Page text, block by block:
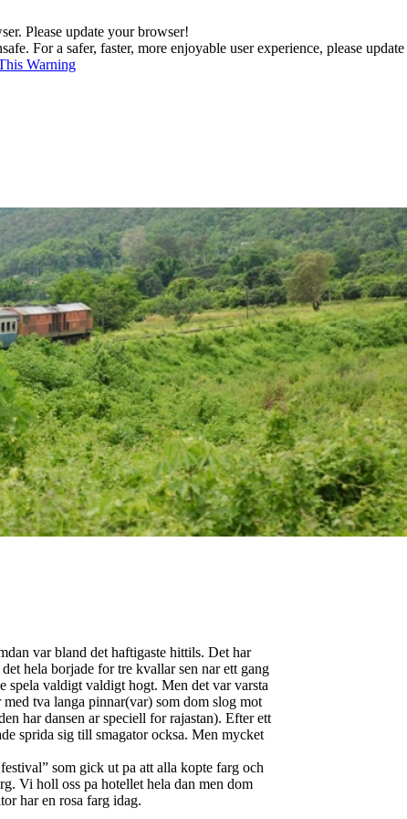
. Please update your browser!
For a safer, faster, more enjoyable user experience, please
Warning
var bland det haftigaste hittils. Det har
hela borjade for tre kvallar sen nar ett gang
spela valdigt valdigt hogt. Men det var varsta
tva langa pinnar(var) som dom slog mot
har dansen ar speciell for rajastan). Efter ett
sprida sig till smagator ocksa. Men mycket
som gick ut pa att alla kopte farg och
Vi holl oss pa hotellet hela dan men dom
har en rosa farg idag.